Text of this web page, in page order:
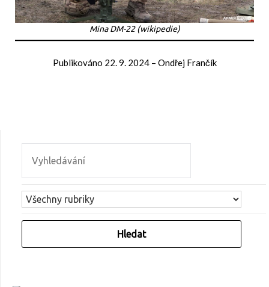
Mina DM-22 (wikipedie)
Publikováno 22. 9. 2024– Ondřej Frančík